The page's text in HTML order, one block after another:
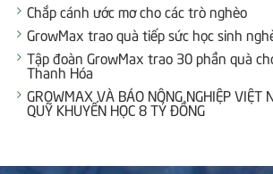
Chắp cánh ước mơ cho các trò nghèo
GrowMax trao quà tiếp sức học sinh
Tập đoàn GrowMax trao 30 phần quà
Thanh Hóa
GROWMAX VÀ BÁO NÔNG NGHIỆP VIỆT
QUỸ KHUYẾN HỌC 8 TỶ ĐỒNG